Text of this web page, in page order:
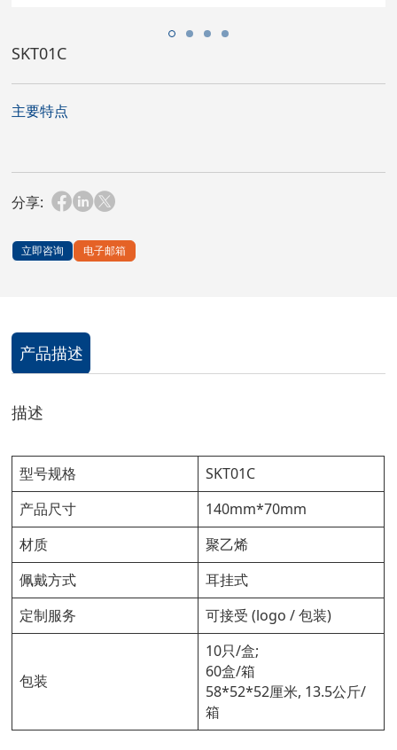
SKT01C
主要特点
分享:
立即咨询 电子邮箱
产品描述
描述
型号规格
SKT01C
产品尺寸
140mm*70mm
材质
聚乙烯
佩戴方式
耳挂式
定制服务
可接受 (logo / 包装)
包装
10只/盒;
60盒/箱
58*52*52厘米, 13.5公斤/
箱